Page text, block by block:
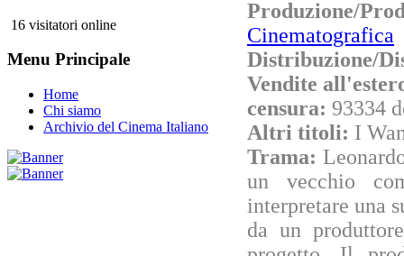
16 visitatori online
Menu Principale
Home
Chi siamo
Archivio del Cinema Italiano
Produzione/
Cinematografica
Distribuzione/
Vendite
censura: 93334
Altri titoli: I
Trama:
un vecchio
interpretare una
da un